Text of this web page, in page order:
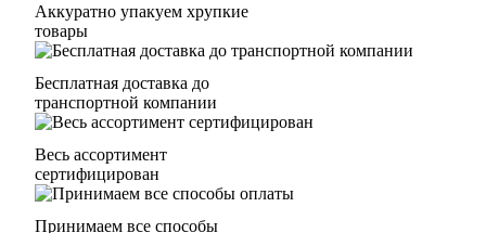
Аккуратно упакуем хрупкие
товары
Бесплатная доставка до
транспортной компании
Весь ассортимент
сертифицирован
Принимаем все способы